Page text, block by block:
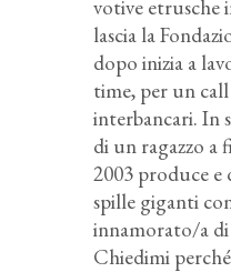
votive etrusche
lascia la
dopo inizia a
time, per un
interbancari. In
di un ragazzo a
2003 produce e
spille giganti
innamorato/a di
Chiedimi